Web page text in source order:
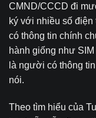
CMND/CCCD đi
ký với nhiều số
có thông tin chính
hành giống như
là người có thông
nói.
Theo tìm hiểu của